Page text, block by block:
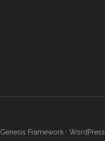
Genesis Framework· WordPress